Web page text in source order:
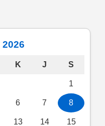
K J S
1
6 7 8
13 14 15